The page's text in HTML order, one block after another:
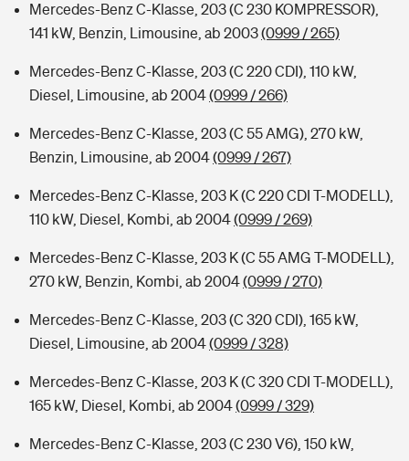
Mercedes-Benz C-Klasse, 203 (C 230 KOMPRESSOR),
141 kW, Benzin, Limousine, ab 2003(0999 / 265)
Mercedes-Benz C-Klasse, 203 (C 220 CDI), 110 kW,
Diesel, Limousine, ab 2004(0999 / 266)
Mercedes-Benz C-Klasse, 203 (C 55 AMG), 270 kW,
Benzin, Limousine, ab 2004(0999 / 267)
Mercedes-Benz C-Klasse, 203 K (C 220 CDI T-MODELL),
110 kW, Diesel, Kombi, ab 2004(0999 / 269)
Mercedes-Benz C-Klasse, 203 K (C 55 AMG T-MODELL),
270 kW, Benzin, Kombi, ab 2004(0999 / 270)
Mercedes-Benz C-Klasse, 203 (C 320 CDI), 165 kW,
Diesel, Limousine, ab 2004(0999 / 328)
Mercedes-Benz C-Klasse, 203 K (C 320 CDI T-MODELL),
165 kW, Diesel, Kombi, ab 2004(0999 / 329)
Mercedes-Benz C-Klasse, 203 (C 230 V6), 150 kW,